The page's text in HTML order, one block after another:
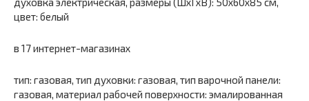
цвет: белый
в 17 интернет-магазинах
тип: газовая, тип духовки: газовая, тип варочной панели:
газовая, материал рабочей поверхности: эмалированная